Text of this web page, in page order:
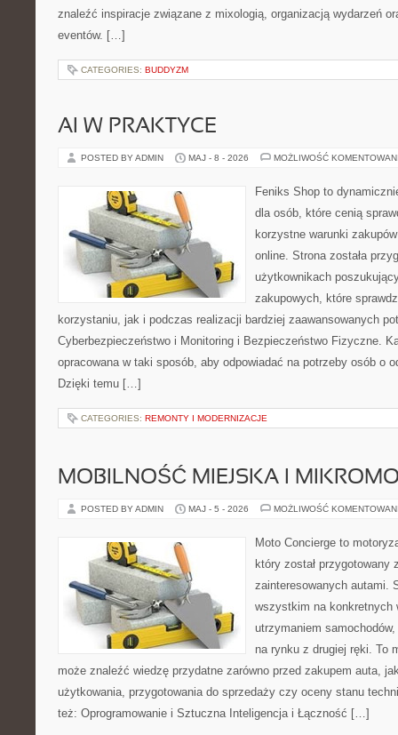
znaleźć inspiracje związane z mixologią, organizacją wydarzeń
eventów. […]
CATEGORIES: BUDDYZM
AI W PRAKTYCE
POSTED BY ADMIN MAJ - 8 - 2026 MOŻLIWOŚĆ
Feniks Shop to
dla osób, które cenią
korzystne warunki
online. Strona została
użytkownikach
zakupowych, które
korzystaniu, jak i podczas realizacji bardziej zaawansowanych
Cyberbezpieczeństwo i Monitoring i Bezpieczeństwo Fizyczne.
opracowana w taki sposób, aby odpowiadać na potrzeby osób o
Dzięki temu […]
CATEGORIES: REMONTY I MODERNIZACJE
MOBILNOŚĆ MIEJSKA I
POSTED BY ADMIN MAJ - 5 - 2026 MOŻLIWOŚĆ
Moto Concierge to
który został przygotowany
zainteresowanych autami.
wszystkim na konkretnych
utrzymaniem
na rynku z drugiej ręki. To
może znaleźć wiedzę przydatne zarówno przed zakupem auta,
użytkowania, przygotowania do sprzedaży czy oceny stanu
też: Oprogramowanie i Sztuczna Inteligencja i Łączność […]